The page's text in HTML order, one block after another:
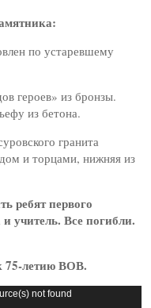
по устаревшему
героев» из бронзы.
из бетона.
гранита
и торцами, нижняя из
ребят первого
учитель. Все погибли.
75-летию ВОВ.
not found